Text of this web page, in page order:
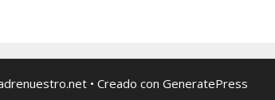
• Creado con GeneratePress